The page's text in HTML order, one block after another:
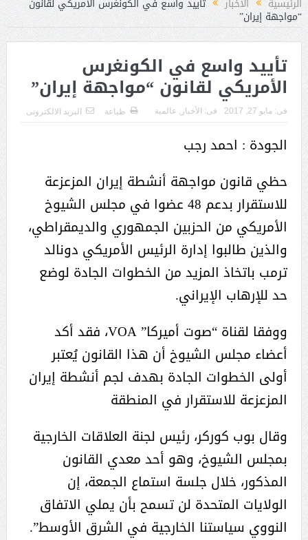
“مواجهة إيران”
تأييد واسع في الكونغرس
الأمريكي لقانون “مواجهة إيران”
فى: مايو 27, 2017 فى: الأخبار عالمية طباعة البريد الالكترونى
الجودة : احمد رجب
حظي قانون مواجهة أنشطة إيران المزعزعة
للاستقرار بدعم 48 عضوا في مجلس الشيوخ
الأمريكي من الحزبين الجمهوري والديمقراطي،
والذين طالبوا إدارة الرئيس الأمريكي دونالد
ترمب باتخاذ المزيد من الخطوات الجادة لوضع
حد للإرهاب الإيراني.
ووفقا لقناة “صوت أميركا” VOA، فقد أكد
أعضاء مجلس الشيوخ أن هذا القانون يُعتبر
أولى الخطوات الجادة بهدف لجم أنشطة إيران
المزعزعة للاستقرار في المنطقة
وقال بوب كوركر، رئيس لجنة العلاقات الخارجية
بمجلس الشيوخ، وهو أحد معدي القانون
المذكور، خلال جلسة استماع الجمعة، إن
الولايات المتحدة لن تسمح بأن يملي الاتفاق
النووي سياستنا الخارجية في الشرق الأوسط”.